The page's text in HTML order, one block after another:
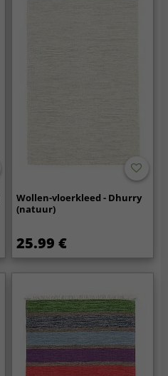
Wollen-vloerkleed - Dhurry
(natuur)
25.99 €